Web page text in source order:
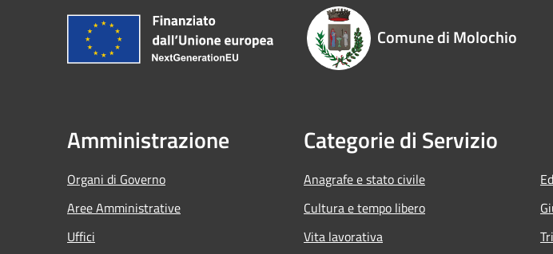
Comune di Molochio
Amministrazione
Organi di Governo
Aree Amministrative
Uffici
Categorie di Servizio
Anagrafe e stato civile
Cultura e tempo libero
Vita lavorativa